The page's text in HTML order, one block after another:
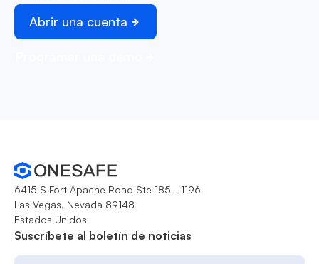
Abrir una cuenta
6415 S Fort Apache Road Ste 185 - 1196
Las Vegas, Nevada 89148
Estados Unidos
Suscríbete al boletín de noticias